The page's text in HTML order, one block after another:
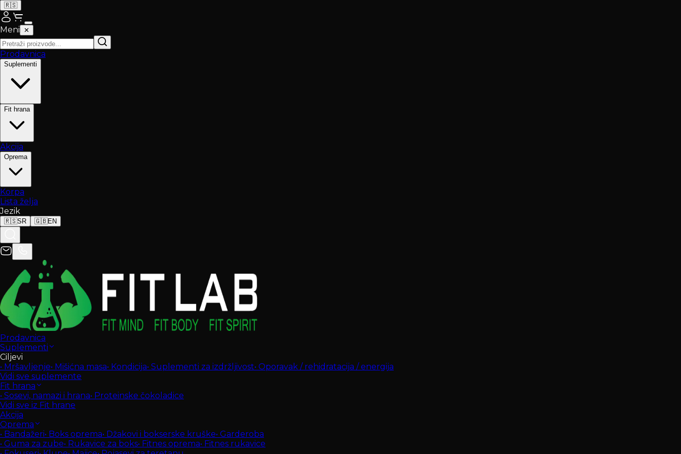
🇷🇸
Meni ✕
Prodavnica
Suplementi
Fit hrana
Akcija
Oprema
Korpa
Lista želja
Jezik
🇷🇸SR 🇬🇧EN
Prodavnica
Suplementi
Ciljevi
• Mršavljenje• Mišićna masa• Kondicija• Suplementi za izdržljivost• Oporavak / rehidratacija / energija
Vidi sve suplemente
Fit hrana
• Sosevi, namazi i hrana• Proteinske čokoladice
Vidi sve iz Fit hrane
Akcija
Oprema
• Bandažeri• Boks oprema• Džakovi i bokserske kruške• Garderoba
• Guma za zube• Rukavice za boks• Fitnes oprema• Fitnes rukavice